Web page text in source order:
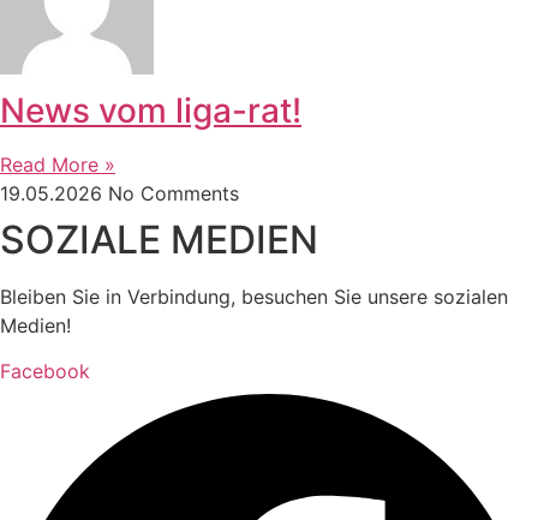
News vom liga-rat!
Read More »
19.05.2026 No Comments
SOZIALE MEDIEN
Bleiben Sie in Verbindung, besuchen Sie unsere sozialen
Medien!
Facebook